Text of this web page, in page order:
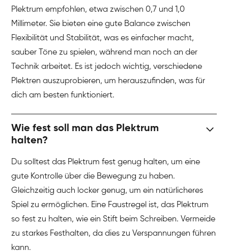
Plektrum empfohlen, etwa zwischen 0,7 und 1,0
Millimeter. Sie bieten eine gute Balance zwischen
Flexibilität und Stabilität, was es einfacher macht,
sauber Töne zu spielen, während man noch an der
Technik arbeitet. Es ist jedoch wichtig, verschiedene
Plektren auszuprobieren, um herauszufinden, was für
dich am besten funktioniert.
Wie fest soll man das Plektrum
halten?
Du solltest das Plektrum fest genug halten, um eine
gute Kontrolle über die Bewegung zu haben.
Gleichzeitig auch locker genug, um ein natürlicheres
Spiel zu ermöglichen. Eine Faustregel ist, das Plektrum
so fest zu halten, wie ein Stift beim Schreiben. Vermeide
zu starkes Festhalten, da dies zu Verspannungen führen
kann.